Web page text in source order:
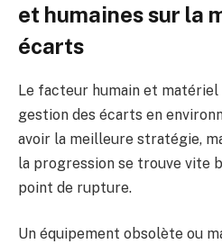
et humaines sur la
écarts
Le facteur humain et
gestion des écarts en
avoir la meilleure stratégie,
la progression se trouve vite
point de rupture.
Un équipement obsolète ou